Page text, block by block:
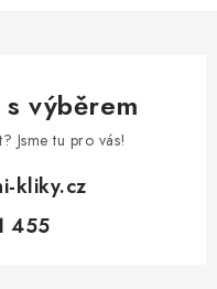
s výběrem
Jsme tu pro vás!
kliky.cz
455